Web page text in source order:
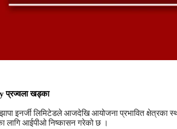
प्रज्वला खड्का
इनर्जी लिमिटेडले आजदेखि आयोजना प्रभावित क्षेत्रका
लागि आईपीओ निष्कासन गरेको छ ।